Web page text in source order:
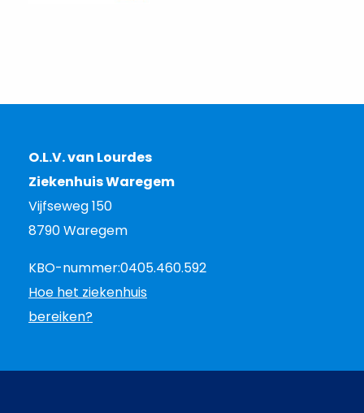
O.L.V. van Lourdes
Ziekenhuis Waregem
Vijfseweg 150
8790 Waregem
KBO-nummer:0405.460.592
Hoe het ziekenhuis
bereiken?